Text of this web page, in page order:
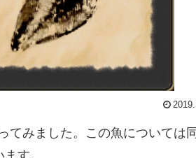
てみました。この魚については
す。